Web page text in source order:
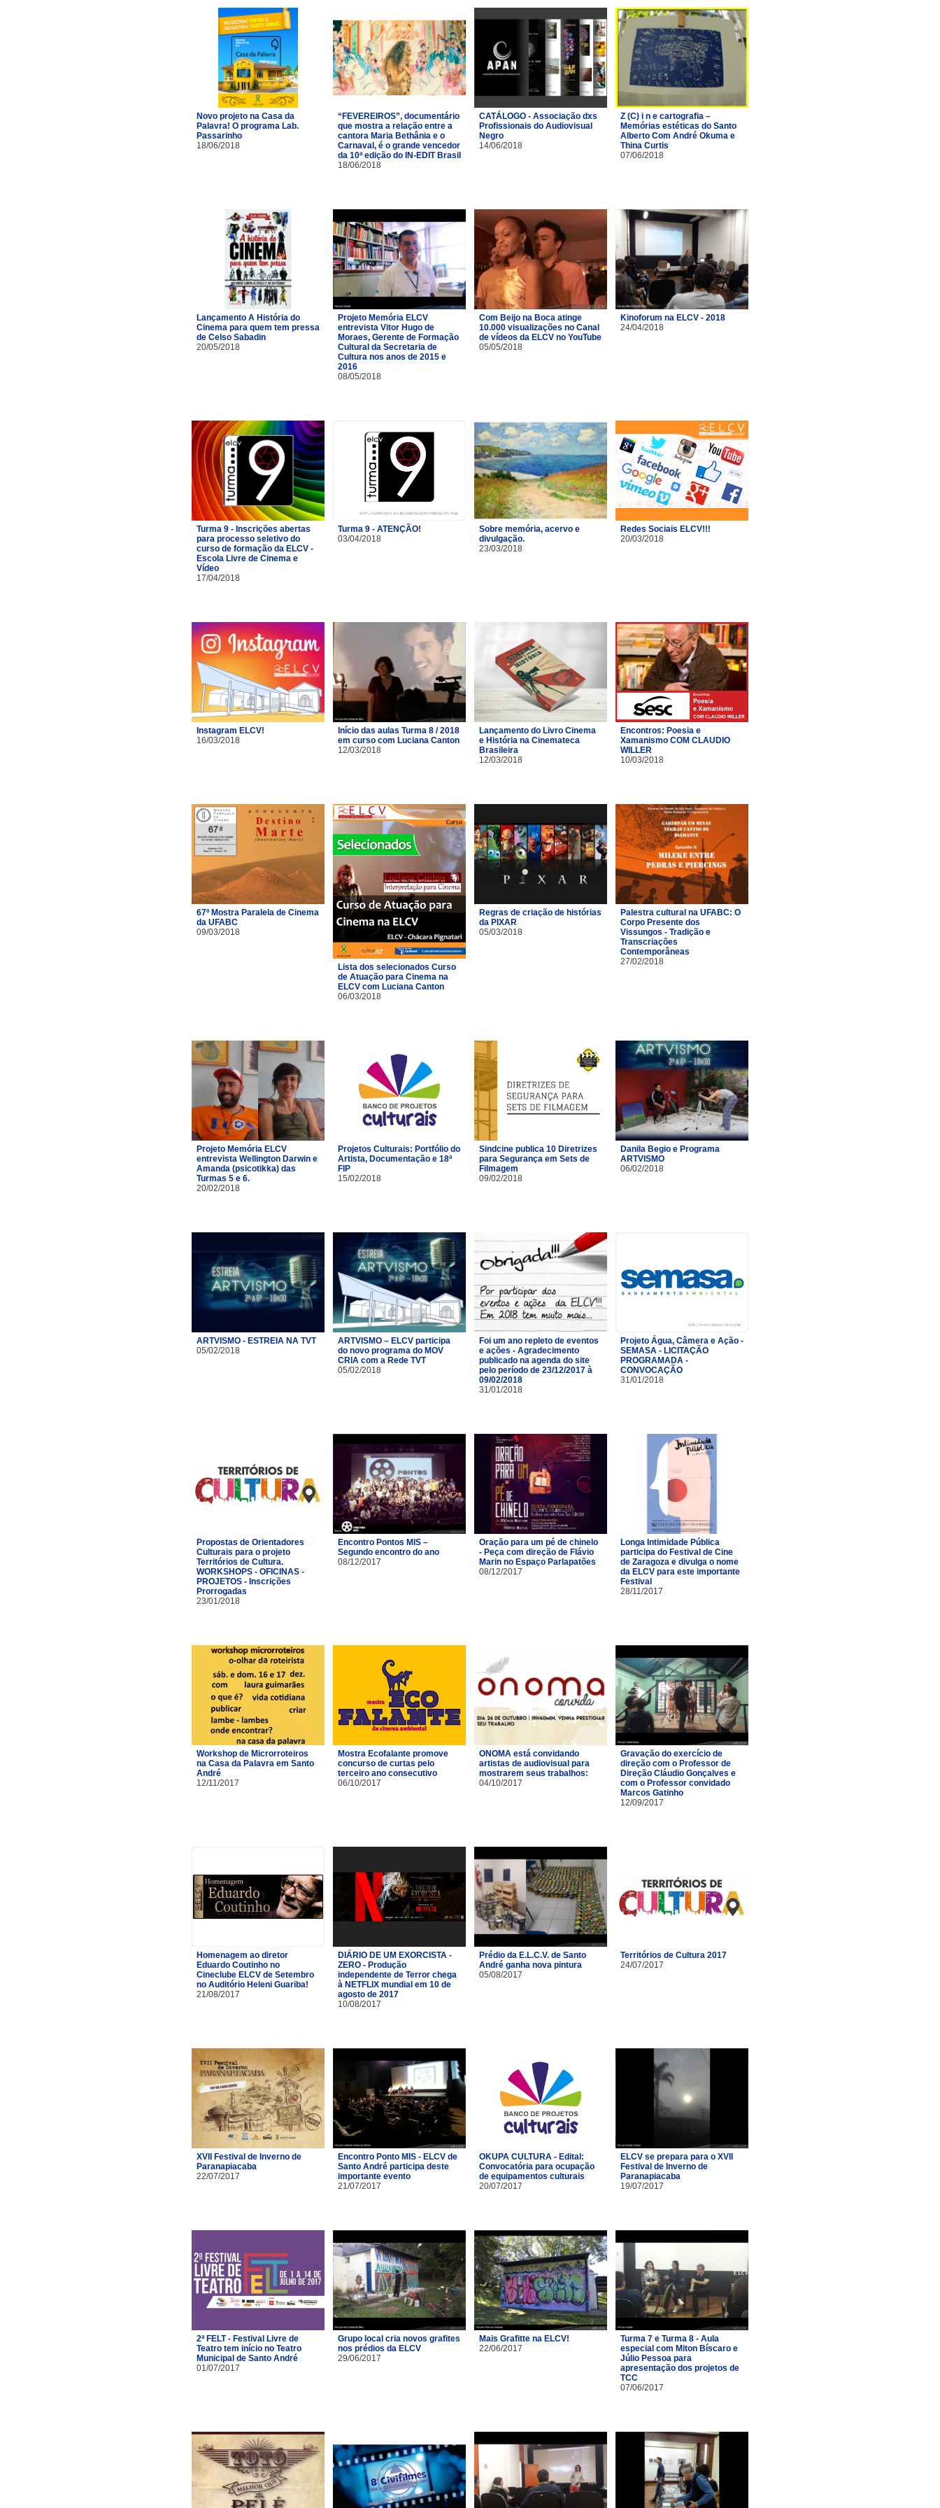
Novo projeto na Casa da
Palavra! O programa Lab.
Passarinho
18/06/2018
“FEVEREIROS”, documentário
que mostra a relação entre a
cantora Maria Bethânia e o
Carnaval, é o grande vencedor
da 10ª edição do IN-EDIT Brasil
18/06/2018
CATÁLOGO - Associação dxs
Profissionais do Audiovisual
Negro
14/06/2018
Z (C) i n e cartografia –
Memórias estéticas do Santo
Alberto Com André Okuma e
Thina Curtis
07/06/2018
Lançamento A História do
Cinema para quem tem pressa
de Celso Sabadin
20/05/2018
Projeto Memória ELCV
entrevista Vitor Hugo de
Moraes, Gerente de Formação
Cultural da Secretaria de
Cultura nos anos de 2015 e
2016
08/05/2018
Com Beijo na Boca atinge
10.000 visualizações no Canal
de vídeos da ELCV no YouTube
05/05/2018
Kinoforum na ELCV - 2018
24/04/2018
Turma 9 - Inscrições abertas
para processo seletivo do
curso de formação da ELCV -
Escola Livre de Cinema e
Vídeo
17/04/2018
Turma 9 - ATENÇÃO!
03/04/2018
Sobre memória, acervo e
divulgação.
23/03/2018
Redes Sociais ELCV!!!
20/03/2018
Instagram ELCV!
16/03/2018
Início das aulas Turma 8 / 2018
em curso com Luciana Canton
12/03/2018
Lançamento do Livro Cinema
e História na Cinemateca
Brasileira
12/03/2018
Encontros: Poesia e
Xamanismo COM CLAUDIO
WILLER
10/03/2018
67º Mostra Paralela de Cinema
da UFABC
09/03/2018
Lista dos selecionados Curso
de Atuação para Cinema na
ELCV com Luciana Canton
06/03/2018
Regras de criação de histórias
da PIXAR
05/03/2018
Palestra cultural na UFABC: O
Corpo Presente dos
Vissungos - Tradição e
Transcriações
Contemporâneas
27/02/2018
Projeto Memória ELCV
entrevista Wellington Darwin e
Amanda (psicotikka) das
Turmas 5 e 6.
20/02/2018
Projetos Culturais: Portfólio do
Artista, Documentação e 18ª
FIP
15/02/2018
Sindcine publica 10 Diretrizes
para Segurança em Sets de
Filmagem
09/02/2018
Danila Begio e Programa
ARTVISMO
06/02/2018
ARTVISMO - ESTREIA NA TVT
05/02/2018
ARTVISMO – ELCV participa
do novo programa do MOV
CRIA com a Rede TVT
05/02/2018
Foi um ano repleto de eventos
e ações - Agradecimento
publicado na agenda do site
pelo período de 23/12/2017 à
09/02/2018
31/01/2018
Projeto Água, Câmera e Ação -
SEMASA - LICITAÇÃO
PROGRAMADA -
CONVOCAÇÃO
31/01/2018
Propostas de Orientadores
Culturais para o projeto
Territórios de Cultura.
WORKSHOPS - OFICINAS -
PROJETOS - Inscrições
Prorrogadas
23/01/2018
Encontro Pontos MIS –
Segundo encontro do ano
08/12/2017
Oração para um pé de chinelo
- Peça com direção de Flávio
Marin no Espaço Parlapatões
08/12/2017
Longa Intimidade Pública
participa do Festival de Cine
de Zaragoza e divulga o nome
da ELCV para este importante
Festival
28/11/2017
Workshop de Microrroteiros
na Casa da Palavra em Santo
André
12/11/2017
Mostra Ecofalante promove
concurso de curtas pelo
terceiro ano consecutivo
06/10/2017
ONOMA está convidando
artistas de audiovisual para
mostrarem seus trabalhos:
04/10/2017
Gravação do exercício de
direção com o Professor de
Direção Cláudio Gonçalves e
com o Professor convidado
Marcos Gatinho
12/09/2017
Homenagem ao diretor
Eduardo Coutinho no
Cineclube ELCV de Setembro
no Auditório Heleni Guariba!
21/08/2017
DIÁRIO DE UM EXORCISTA -
ZERO - Produção
independente de Terror chega
à NETFLIX mundial em 10 de
agosto de 2017
10/08/2017
Prédio da E.L.C.V. de Santo
André ganha nova pintura
05/08/2017
Territórios de Cultura 2017
24/07/2017
XVII Festival de Inverno de
Paranapiacaba
22/07/2017
Encontro Ponto MIS - ELCV de
Santo André participa deste
importante evento
21/07/2017
OKUPA CULTURA - Edital:
Convocatória para ocupação
de equipamentos culturais
20/07/2017
ELCV se prepara para o XVII
Festival de Inverno de
Paranapiacaba
19/07/2017
2ª FELT - Festival Livre de
Teatro tem início no Teatro
Municipal de Santo André
01/07/2017
Grupo local cria novos grafites
nos prédios da ELCV
29/06/2017
Mais Grafitte na ELCV!
22/06/2017
Turma 7 e Turma 8 - Aula
especial com Miton Bíscaro e
Júlio Pessoa para
apresentação dos projetos de
TCC
07/06/2017